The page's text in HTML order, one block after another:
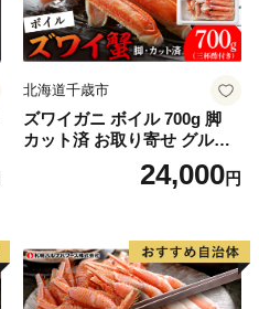
北海道千歳市
ズワイガニ ボイル 700g 脚
カット済 お取り寄せ グルメ
【北海道】【札幌バルナバフ
24,000円